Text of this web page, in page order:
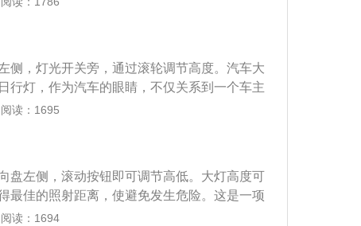
可以照亮车体前方的道路情况，使驾驶者可以
，组合尾灯在汽车的后部，它主要起照明和
道路使用者表示左转或者右转向的灯具。法
灯它主要是照明车牌，使人们在黑夜中辨别
侧，灯光开关旁，通过滚轮调节高度。汽车大
行灯，作为汽车的眼睛，不仅关系到一个车主
气条件下的安全驾驶紧密联系。以下是汽车车
的道路情况，使驾驶者可以在黑夜里安全的行
的后部，它主要起照明和信号作用；3、转向
转或者右转向的灯具。法规要求为琥珀色；
牌，使人们在黑夜中辨别车辆牌照。
阅读：1695
盘左侧，滚动按钮即可调节高低。大灯高度可
最佳的照射距离，使避免发生危险。这是一项
通过电动方式调节大灯的高度。大灯高度调节
阅读：1694